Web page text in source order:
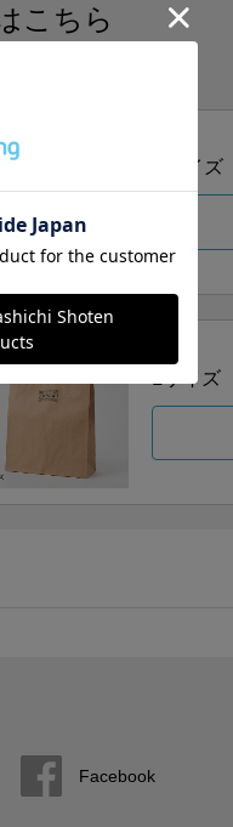
こちら
ております。
Sサイズ
Lサイズ
Facebook